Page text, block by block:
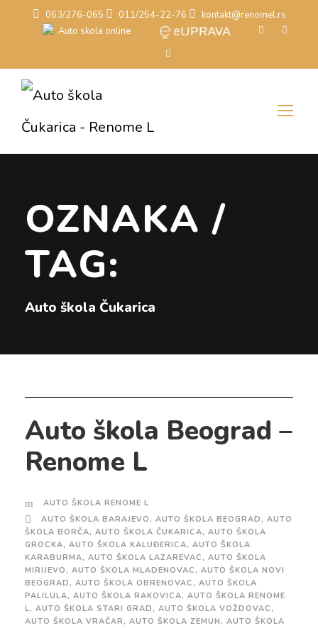
063/276-065 011/254-22-76 kontakt@renomel.rs
OZNAKA /
TAG:
Auto škola Čukarica
Auto škola Beograd –
Renome L
AUTO ŠKOLA RENOME L
AUTO ŠKOLA BARAJEVO , AUTO ŠKOLA BEOGRAD , AUTO
ŠKOLA BORČA, AUTO ŠKOLA ČUKARICA, AUTO ŠKOLA
GROCKA, AUTO ŠKOLA KALUĐERICA, AUTO ŠKOLA
KARABURMA, AUTO ŠKOLA LAZAREVAC , AUTO ŠKOLA
MIRIJEVO , AUTO ŠKOLA MLADENOVAC , AUTO ŠKOLA NOVI
BEOGRAD , AUTO ŠKOLA OBRENOVAC , AUTO ŠKOLA
PALILULA, AUTO ŠKOLA RAKOVICA, AUTO ŠKOLA RENOME
L, AUTO ŠKOLA STARI GRAD , AUTO ŠKOLA VOŽDOVAC ,
AUTO ŠKOLA VRAČAR , AUTO ŠKOLA ZEMUN , AUTO ŠKOLA